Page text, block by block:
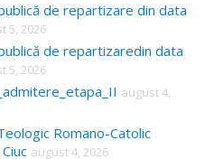
de repartizare din data
5, 2026
de repartizaredin data
5, 2026
august 4,
Romano-Catolic
august 4, 2026